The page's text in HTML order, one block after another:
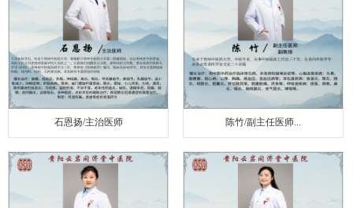
石恩扬/主治医师 陈竹/副主任医师...